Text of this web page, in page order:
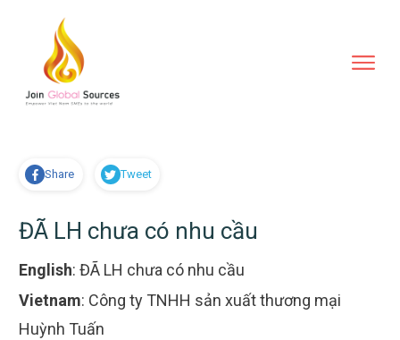
Share Tweet
ĐÃ LH chưa có nhu cầu
English: ĐÃ LH chưa có nhu cầu
Vietnam: Công ty TNHH sản xuất thương mại
Huỳnh Tuấn